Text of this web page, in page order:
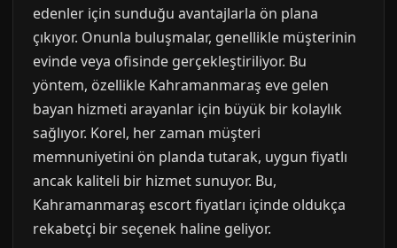
edenler için sunduğu avantajlarla ön plana
çıkıyor. Onunla buluşmalar, genellikle müşterinin
evinde veya ofisinde gerçekleştiriliyor. Bu
yöntem, özellikle Kahramanmaraş eve gelen
bayan hizmeti arayanlar için büyük bir kolaylık
sağlıyor. Korel, her zaman müşteri
memnuniyetini ön planda tutarak, uygun fiyatlı
ancak kaliteli bir hizmet sunuyor. Bu,
Kahramanmaraş escort fiyatları içinde oldukça
rekabetçi bir seçenek haline geliyor.